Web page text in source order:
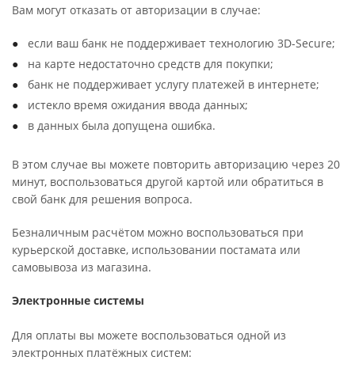
Вам могут отказать от авторизации в случае:
если ваш банк не поддерживает технологию 3D-Secure;
на карте недостаточно средств для покупки;
банк не поддерживает услугу платежей в интернете;
истекло время ожидания ввода данных;
в данных была допущена ошибка.
В этом случае вы можете повторить авторизацию через 20
минут, воспользоваться другой картой или обратиться в
свой банк для решения вопроса.
Безналичным расчётом можно воспользоваться при
курьерской доставке, использовании постамата или
самовывоза из магазина.
Электронные системы
Для оплаты вы можете воспользоваться одной из
электронных платёжных систем: